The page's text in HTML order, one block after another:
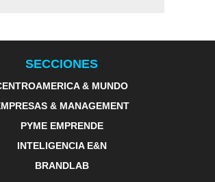
SECCIONES
& MUNDO
& MANAGEMENT
PYME EMPRENDE
INTELIGENCIA E&N
BRANDLAB